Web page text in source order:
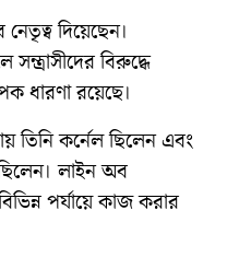
দিয়েছেন।
সন্ত্রাসীদের বিরুদ্ধে
ধারণা রয়েছে।
তিনি কর্নেল ছিলেন এবং
লাইন অব
পর্যায়ে কাজ করার